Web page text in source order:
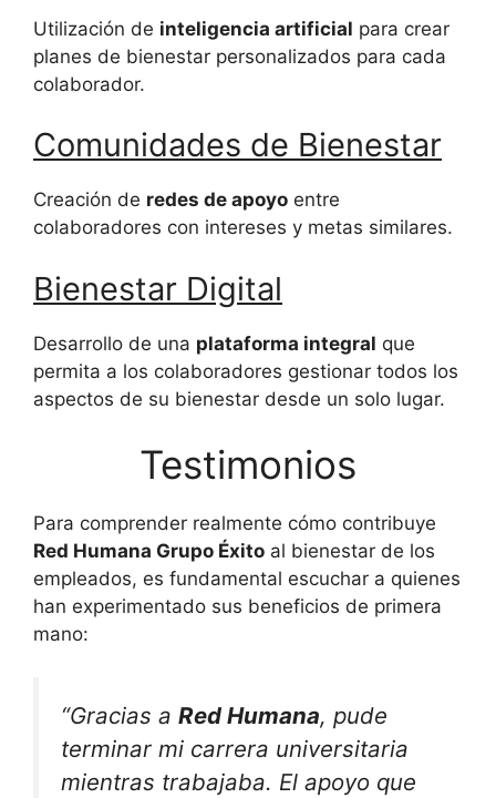
Utilización de inteligencia artificial para crear
planes de bienestar personalizados para cada
colaborador.
Comunidades de Bienestar
Creación de redes de apoyo entre
colaboradores con intereses y metas similares.
Bienestar Digital
Desarrollo de una plataforma integral que
permita a los colaboradores gestionar todos los
aspectos de su bienestar desde un solo lugar.
Testimonios
Para comprender realmente cómo contribuye
Red Humana Grupo Éxito al bienestar de los
empleados, es fundamental escuchar a quienes
han experimentado sus beneficios de primera
mano:
“Gracias a Red Humana, pude
terminar mi carrera universitaria
mientras trabajaba. El apoyo que